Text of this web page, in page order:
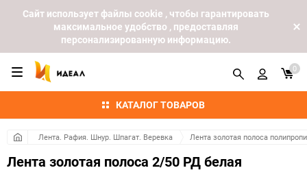
Cайт использует файлы cookie , чтобы гарантировать
максимальное удобство , предоставляя
персонализированную информацию.
КАТАЛОГ ТОВАРОВ
0
Лента. Рафия. Шнур. Шпагат. Веревка Лента золотая полоса
Лента золотая полоса 2/50 РД белая